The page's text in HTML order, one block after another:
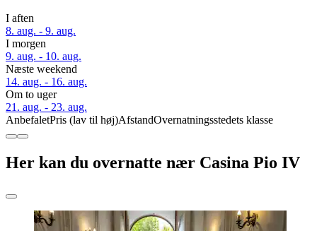
I aften
8. aug. - 9. aug.
I morgen
9. aug. - 10. aug.
Næste weekend
14. aug. - 16. aug.
Om to uger
21. aug. - 23. aug.
AnbefaletPris (lav til høj)AfstandOvernatningsstedets klasse
Her kan du overnatte nær Casina Pio IV